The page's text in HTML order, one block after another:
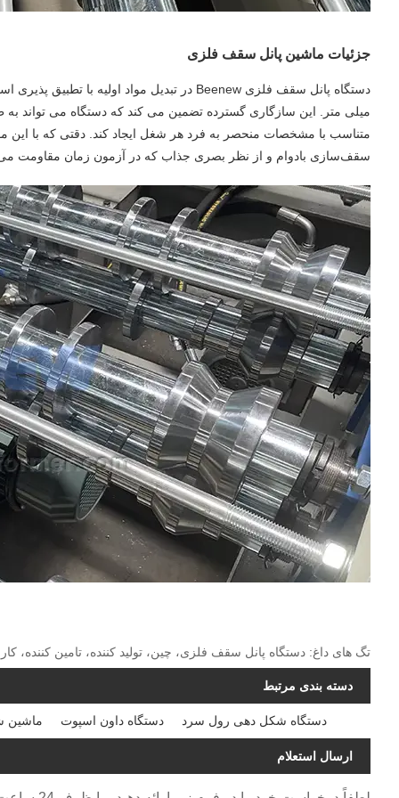
جزئیات ماشین پانل سقف فلزی
میلی متر. این سازگاری گسترده تضمین می کند که دستگاه می تواند به
سقف‌سازی بادوام و از نظر بصری جذاب که در آزمون زمان مقاومت
تگ های داغ: دستگاه پانل سقف فلزی، چین، تولید کننده، تامین کننده،
دسته بندی مرتبط
ماشین دستگاه داون اسپوت دستگاه شکل دهی رول سرد
ارسال استعلام